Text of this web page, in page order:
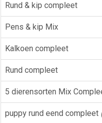
Rund & kip compleet
Pens & kip Mix
Kalkoen compleet
Rund compleet
5 dierensorten Mix
puppy rund eend compleet